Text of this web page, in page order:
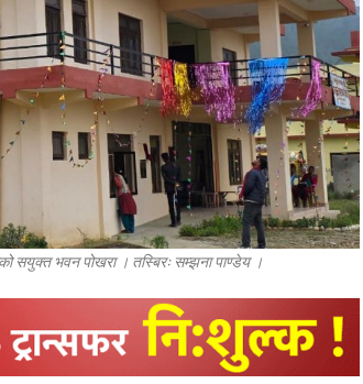
सयुक्त भवन पोखरा । तस्बिरः सम्झना पाण्डेय ।